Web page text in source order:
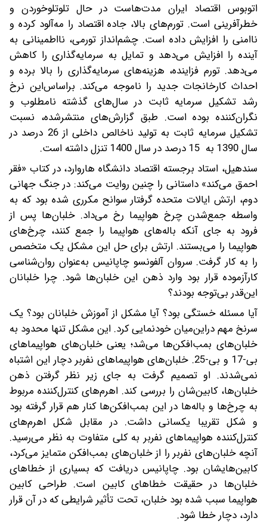
اتوبوس اقتصاد ایران مدت‌هاست در حال تلوتلو‌خوردن و
خطر‌آفرینی است. تورم‌های بالا، جاده اقتصاد را مه‌آلود کرده و
ناامنی را افزایش داده است. چشم‌انداز تورمی، نا‌اطمینانی به
آینده را افزایش می‌دهد و تمایل به سرمایه‌گذاری را کاهش
می‌دهد. تورم فزاینده، هزینه‌های سرمایه‌گذاری را بالا برده و
احداث کارخانجات جدید را ناموجه می‌کند. بر‌اساس‌این نرخ
رشد تشکیل سرمایه ثابت در سال‌های گذشته نامطلوب و
نگران‌کننده بوده است. طبق گزارش‌های منتشر‌شده، نسبت
تشکیل سرمایه ثابت به تولید ناخالص داخلی از 26 درصد در
سال 1390 به 15 درصد در سال 1400 تنزل داشته است.
سندهیل، استاد برجسته اقتصاد دانشگاه هاروارد، در کتاب «فقر
احمق می‌کند» داستانی را چنین روایت می‌کند: در جنگ جهانی
دوم، ارتش ایالات متحده گرفتار سوانح مکرری شده بود که به
واسطه جمع‌شدن چرخ هواپیما رخ می‌داد. خلبان‌ها پس از
فرود به جای آنکه باله‌های هواپیما را جمع کنند، چرخ‌های
هواپیما را می‌بستند. ارتش برای حل این مشکل یک متخصص
را به کار گرفت. سروان آلفونسو چاپانیس به‌عنوان روان‌شناسی
کارآزموده قرار بود وارد ذهن این خلبان‌ها شود. چرا خلبانان
این‌قدر بی‌توجه بودند؟
آیا مسئله خستگی بود؟ آیا مشکل از آموزش خلبانان بود؟ یک
سرنخ مهم در‌این‌میان خودنمایی کرد. این مشکل تنها محدود به
خلبان‌های بمب‌افکن‌ها می‌شد؛ یعنی خلبان‌های هواپیماهای
بی-17 و بی-25. خلبان‌های هواپیماهای نفربر دچار این اشتباه
نمی‌شدند. او تصمیم گرفت به جای زیر نظر‌ گرفتن ذهن
خلبان‌ها، کابین‌شان را بررسی کند. اهرم‌های کنترل‌کننده مربوط
به چرخ‌ها و باله‌ها در این بمب‌افکن‌ها کنار هم قرار گرفته بود
و شکل تقریبا یکسانی داشت. در مقابل شکل اهرم‌های
کنترل‌کننده هواپیماهای نفربر به کلی متفاوت به نظر می‌رسید.
آنچه خلبان‌های نفربر را از خلبان‌های بمب‌افکن متمایز می‌کرد،
کابین‌هایشان بود. چاپانیس دریافت که بسیاری از خطاهای
خلبان‌ها در حقیقت خطاهای کابین است. طراحی کابین
هواپیما سبب شده بود خلبان، تحت تأثیر شرایطی که در آن قرار
دارد، دچار خطا شود.